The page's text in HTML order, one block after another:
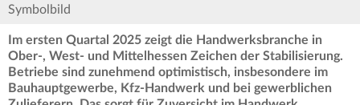
Symbolbild
Im ersten Quartal 2025 zeigt die Handwerksbranche in
Ober-, West- und Mittelhessen Zeichen der Stabilisierung.
Betriebe sind zunehmend optimistisch, insbesondere im
Bauhauptgewerbe, Kfz-Handwerk und bei gewerblichen